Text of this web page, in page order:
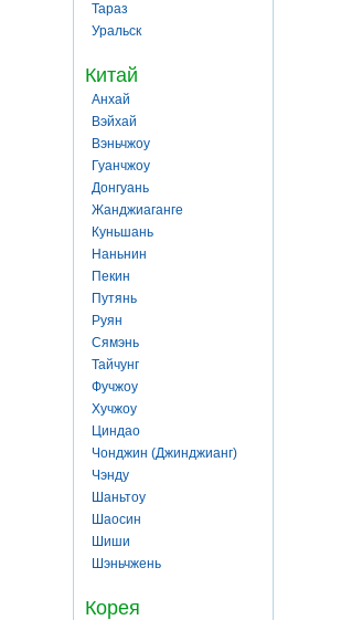
Тараз
Уральск
Китай
Анхай
Вэйхай
Вэньчжоу
Гуанчжоу
Донгуань
Жанджиаганге
Куньшань
Наньнин
Пекин
Путянь
Руян
Сямэнь
Тайчунг
Фучжоу
Хучжоу
Циндао
Чонджин (Джинджианг)
Чэнду
Шаньтоу
Шаосин
Шиши
Шэньчжень
Корея